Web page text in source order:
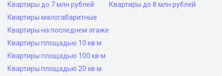
Квартиры до 7 млн рублей
Квартиры до 8 млн рублей
Квартиры малогабаритные
Квартиры на последнем этаже
Квартиры площадью 10 кв м
Квартиры площадью 100 кв м
Квартиры площадью 20 кв м